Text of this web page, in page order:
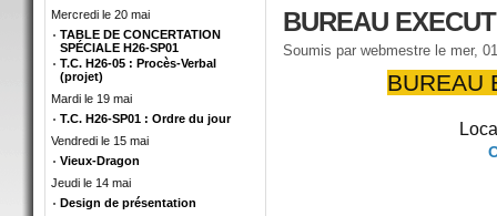
Mercredi le 20 mai
TABLE DE CONCERTATION
SPÉCIALE H26-SP01
T.C. H26-05 : Procès-Verbal
(projet)
Mardi le 19 mai
T.C. H26-SP01 : Ordre du jour
Vendredi le 15 mai
Vieux-Dragon
Jeudi le 14 mai
Design de présentation
BUREAU
Soumis par webmestre le mer,
BUREAU